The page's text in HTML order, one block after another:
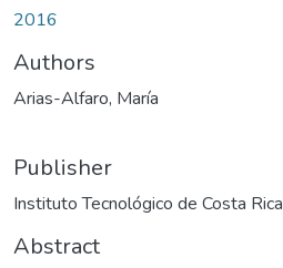
2016
Authors
Arias-Alfaro, María
Publisher
Instituto Tecnológico de Costa Rica
Abstract